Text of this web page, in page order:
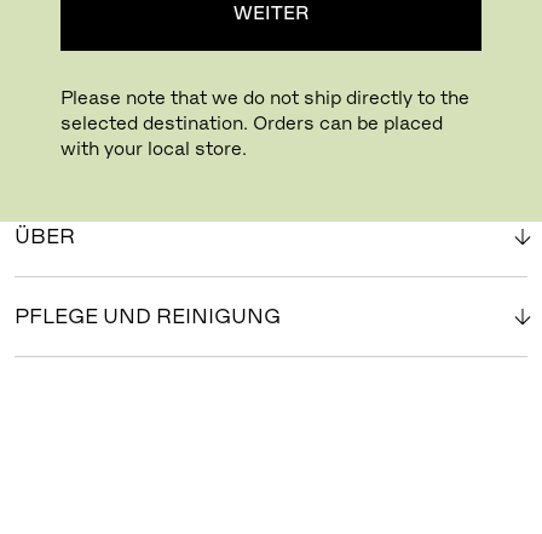
WEITER
Please note that we do not ship directly to the
selected destination. Orders can be placed
with your local store.
Buying online? This is our website for International. From here we do not offer
online purchasing. Orders can be placed with your local store.
ÜBER
PFLEGE UND REINIGUNG